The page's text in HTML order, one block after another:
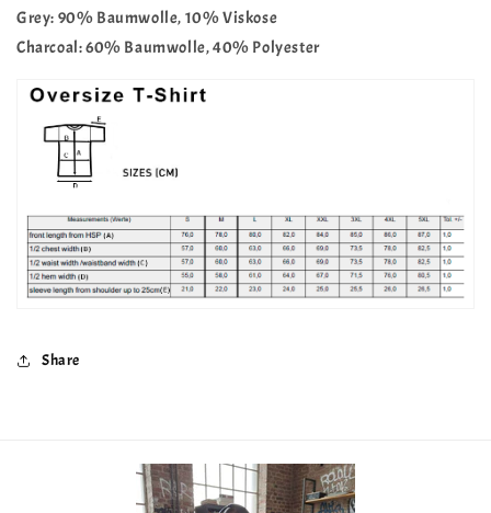
Grey: 90% Baumwolle, 10% Viskose
Charcoal: 60% Baumwolle, 40% Polyester
Share